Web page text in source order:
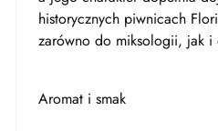
historycznych piwnicach
zarówno do miksologii, jak i
Aromat i smak